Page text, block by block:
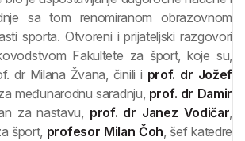
sa tom renomiranom obrazovnom
sporta. Otvoreni i prijateljski razgovori
Fakultete za šport, koje su,
dr Milana Žvana, činili i prof. dr Jožef
međunarodnu saradnju, prof. dr Damir
za nastavu, prof. dr Janez Vodičar,
šport, profesor Milan Čoh, šef katedre